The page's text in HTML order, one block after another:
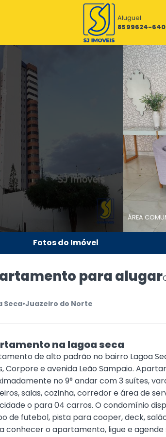
Aluguel
85 99624-
ÁREA
Fotos do Imóvel
para alugar
Seca•Juazeiro do Norte
na lagoa seca
de alto padrão no bairro Lagoa
Corpore e avenida Leão Sampaio.
no 9° andar com 3 suítes,
salas, cozinha, corredor e área de
o para 04 carros. O condomínio
de futebol, pista para cooper, deck,
conhecer o apartamento, ligue e agende